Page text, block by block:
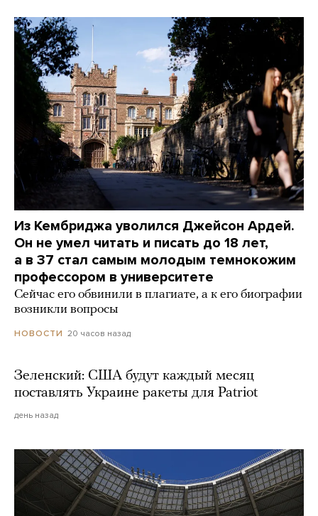
Из Кембриджа уволился Джейсон Ардей.
Он не умел читать и писать до 18 лет,
а в 37 стал самым молодым темнокожим
профессором в университете
Сейчас его обвинили в плагиате, а к его биографии
возникли вопросы
НОВОСТИ 20 часов назад
Зеленский: США будут каждый месяц
поставлять Украине ракеты для Patriot
день назад